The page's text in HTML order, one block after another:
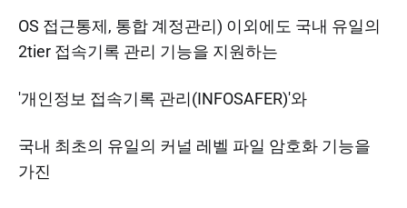
OS 접근통제, 통합 계정관리) 이외에도 국내 유일의
2tier 접속기록 관리 기능을 지원하는
'개인정보 접속기록 관리(INFOSAFER)'와
국내 최초의 유일의 커널 레벨 파일 암호화 기능을
가진